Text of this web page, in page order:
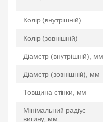
Колір (внутрішній)
Колір (зовнішній)
Діаметр (внутрішній), мм
Діаметр (зовнішній), мм
Товщина стінки, мм
Мінімальний радіус
вигину, мм